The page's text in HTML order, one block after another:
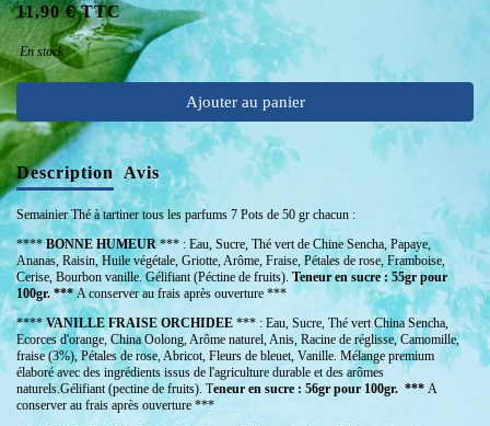
11,90 € TTC
En stock
Ajouter au panier
Description Avis
Semainier Thé à tartiner tous les parfums 7 Pots de 50 gr chacun :
****BONNE HUMEUR*** : Eau, Sucre, Thé vert de Chine Sencha, Papaye,
Ananas, Raisin, Huile végétale, Griotte, Arôme, Fraise, Pétales de rose, Framboise,
Cerise, Bourbon vanille. Gélifiant (Péctine de fruits). Teneur en sucre : 55gr pour
100gr. ***A conserver au frais après ouverture ***
**** VANILLE FRAISE ORCHIDEE *** : Eau, Sucre, Thé vert China Sencha,
Ecorces d'orange, China Oolong, Arôme naturel, Anis, Racine de réglisse, Camomille,
fraise (3%), Pétales de rose, Abricot, Fleurs de bleuet, Vanille. Mélange premium
élaboré avec des ingrédients issus de l'agriculture durable et des arômes
naturels.Gélifiant (pectine de fruits). Teneur en sucre : 56gr pour 100gr. *** A
conserver au frais après ouverture ***